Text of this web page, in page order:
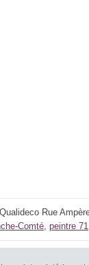
Rue
Comté, peintre 71